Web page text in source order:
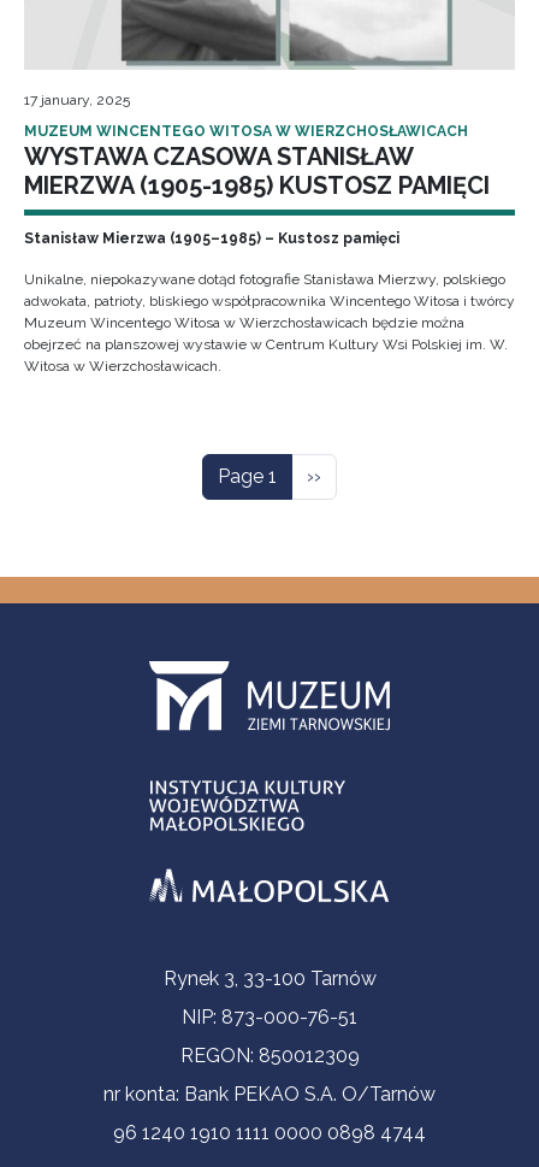
17 january, 2025
MUZEUM WINCENTEGO WITOSA W WIERZCHOSŁAWICACH
WYSTAWA CZASOWA STANISŁAW
MIERZWA (1905-1985) KUSTOSZ PAMIĘCI
Stanisław Mierzwa (1905–1985) – Kustosz pamięci
Unikalne, niepokazywane dotąd fotografie Stanisława Mierzwy, polskiego
adwokata, patrioty, bliskiego współpracownika Wincentego Witosa i twórcy
Muzeum Wincentego Witosa w Wierzchosławicach będzie można
obejrzeć na planszowej wystawie w Centrum Kultury Wsi Polskiej im. W.
Witosa w Wierzchosławicach.
Page 1 Next page
››
Contact InformationRynek 3, 33-100 Tarnów
NIP: 873-000-76-51
REGON: 850012309
nr konta: Bank PEKAO S.A. O/Tarnów
96 1240 1910 1111 0000 0898 4744